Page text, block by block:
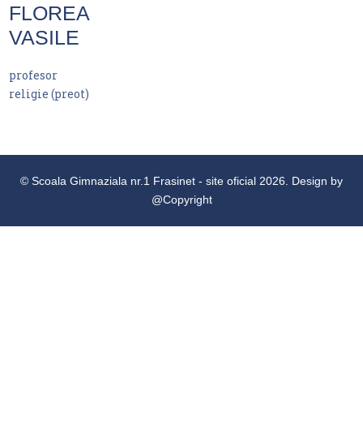
FLOREA
VASILE
profesor
religie (preot)
© Scoala Gimnaziala nr.1 Frasinet - site oficial 2026. Design by
@Copyright